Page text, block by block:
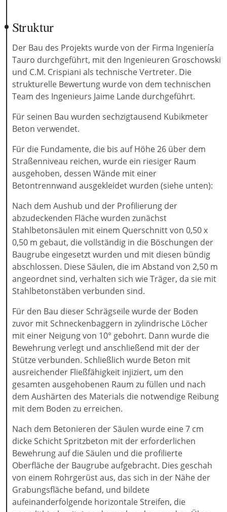
Struktur
Der Bau des Projekts wurde von der Firma Ingeniería
Tauro durchgeführt, mit den Ingenieuren Groschowski
und C.M. Crispiani als technische Vertreter. Die
strukturelle Bewertung wurde von dem technischen
Team des Ingenieurs Jaime Lande durchgeführt.
Für seinen Bau wurden sechzigtausend Kubikmeter
Beton verwendet.
Für die Fundamente, die bis auf Höhe 26 über dem
Straßenniveau reichen, wurde ein riesiger Raum
ausgehoben, dessen Wände mit einer
Betontrennwand ausgekleidet wurden (siehe unten):
Nach dem Aushub und der Profilierung der
abzudeckenden Fläche wurden zunächst
Stahlbetonsäulen mit einem Querschnitt von 0,50 x
0,50 m gebaut, die vollständig in die Böschungen der
Baugrube eingesetzt wurden und mit diesen bündig
abschlossen. Diese Säulen, die im Abstand von 2,50 m
angeordnet sind, verhalten sich wie Träger, da sie mit
Stahlbetonstäben verbunden sind.
Für den Bau dieser Schrägseile wurde der Boden
zuvor mit Schneckenbaggern in zylindrische Löcher
mit einer Neigung von 10° gebohrt. Dann wurde die
Bewehrung verlegt und anschließend mit der der
Stütze verbunden. Schließlich wurde Beton mit
ausreichender Fließfähigkeit injiziert, um den
gesamten ausgehobenen Raum zu füllen und nach
dem Aushärten des Materials die notwendige Reibung
mit dem Boden zu erreichen.
Nach dem Betonieren der Säulen wurde eine 7 cm
dicke Schicht Spritzbeton mit der erforderlichen
Bewehrung auf die Säulen und die profilierte
Oberfläche der Baugrube aufgebracht. Dies geschah
von einem Rohrgerüst aus, das sich in der Nähe der
Grabungsfläche befand, und bildete
aufeinanderfolgende horizontale Streifen, die